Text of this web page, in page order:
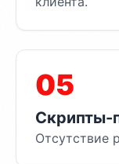
05
Скрипты-
Отсутствие